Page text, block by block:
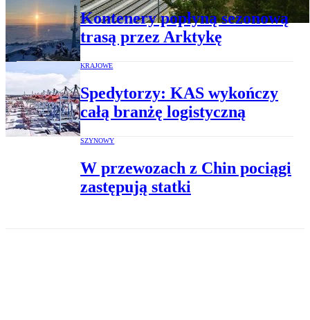
Kontenery popłyną sezonową
trasą przez Arktykę
KRAJOWE
Spedytorzy: KAS wykończy
całą branżę logistyczną
SZYNOWY
W przewozach z Chin pociągi
zastępują statki